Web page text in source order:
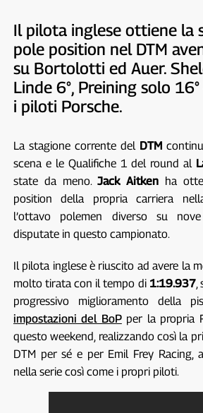
Il pilota inglese ottiene la
pole position nel DTM
su Bortolotti ed Auer.
Linde 6°, Preining solo
i piloti Porsche.
La stagione corrente del DTM
scena e le Qualifiche 1 del round al
state da meno.Jack Aitken ha
position della propria carriera
l’ottavo polemen diverso su
disputate in questo campionato.
Il pilota inglese è riuscito ad avere la
molto tirata con il tempo di 1:19.937,
progressivo miglioramento della
impostazioni del BoPper la propria
questo weekend, realizzando così la
DTM per sé e per Emil Frey Racing,
nella serie così come i propri piloti.